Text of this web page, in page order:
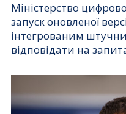
Міністерство
запуск оновленої
інтегрованим
відповідати на